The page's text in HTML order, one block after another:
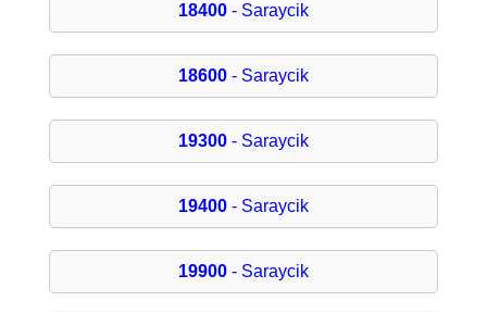
18400- Saraycik
18600- Saraycik
19300- Saraycik
19400- Saraycik
19900- Saraycik